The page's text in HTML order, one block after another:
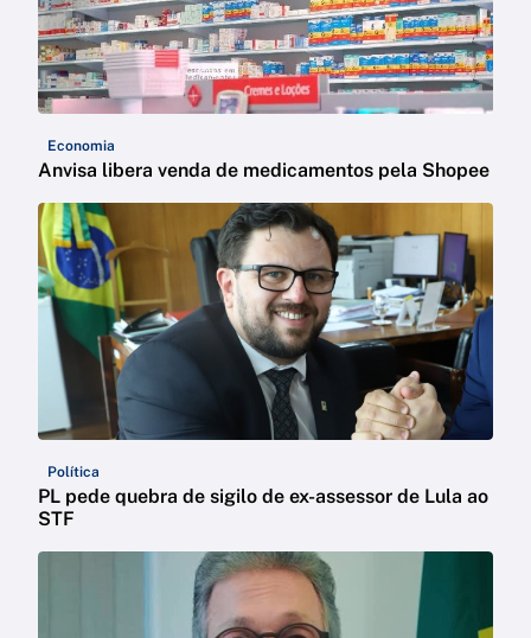
Economia
Anvisa libera venda de medicamentos pela Shopee
Política
PL pede quebra de sigilo de ex-assessor de Lula ao
STF